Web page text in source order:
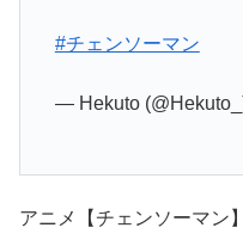
#チェンソーマン
— Hekuto
アニメ【チェンソーマン